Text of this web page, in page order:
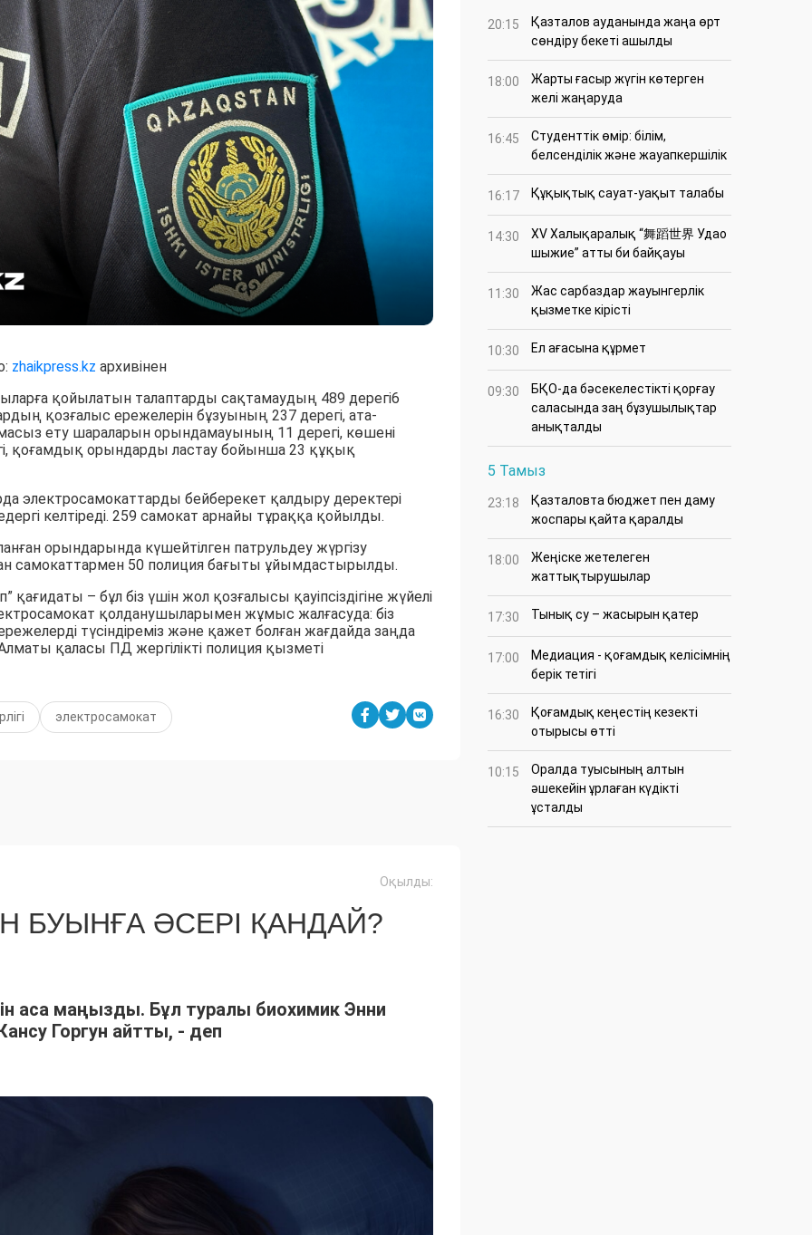
zhaikpress.kz архивінен
қойылатын талаптарды сақтамаудың 489 дерегі6
қозғалыс ережелерін бұзуының 237 дерегі, ата-
ету шараларын орындамауының 11 дерегі, көшені
қоғамдық орындарды ластау бойынша 23 құқық
электросамокаттарды бейберекет қалдыру деректері
келтіреді. 259 самокат арнайы тұраққа қойылды.
орындарында күшейтілген патрульдеу жүргізу
самокаттармен 50 полиция бағыты ұйымдастырылды.
– бұл біз үшін жол қозғалысы қауіпсіздігіне жүйелі
қолданушыларымен жұмыс жалғасуда: біз
түсіндіреміз және қажет болған жағдайда заңда
қаласы ПД жергілікті полиция қызметі
электросамокат
Оқылды:
БУЫНҒА ӘСЕРІ ҚАНДАЙ?
аса маңызды. Бұл туралы биохимик Энни
Горгун айтты, - деп
20:15
Қазталов ауданында жаңа өрт
сөндіру бекеті ашылды
18:00
Жарты ғасыр жүгін көтерген
желі жаңаруда
16:45
Студенттік өмір: білім,
белсенділік және жауапкершілік
16:17 Құқықтық сауат-уақыт талабы
14:30
XV Халықаралық “舞蹈世界 Удао
шыжие” атты би байқауы
11:30
Жас сарбаздар жауынгерлік
қызметке кірісті
10:30 Ел ағасына құрмет
09:30
БҚО-да бәсекелестікті қорғау
саласында заң бұзушылықтар
анықталды
5 Тамыз
23:18
Қазталовта бюджет пен даму
жоспары қайта қаралды
18:00
Жеңіске жетелеген
жаттықтырушылар
17:30 Тынық су – жасырын қатер
17:00
Медиация - қоғамдық келісімнің
берік тетігі
16:30
Қоғамдық кеңестің кезекті
отырысы өтті
10:15
Оралда туысының алтын
әшекейін ұрлаған күдікті
ұсталды